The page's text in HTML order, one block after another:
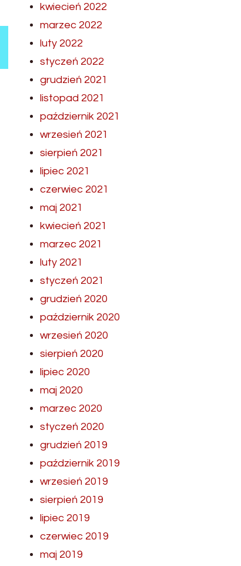
kwiecień 2022
marzec 2022
luty 2022
styczeń 2022
grudzień 2021
listopad 2021
październik 2021
wrzesień 2021
sierpień 2021
lipiec 2021
czerwiec 2021
maj 2021
kwiecień 2021
marzec 2021
luty 2021
styczeń 2021
grudzień 2020
październik 2020
wrzesień 2020
sierpień 2020
lipiec 2020
maj 2020
marzec 2020
styczeń 2020
grudzień 2019
październik 2019
wrzesień 2019
sierpień 2019
lipiec 2019
czerwiec 2019
maj 2019